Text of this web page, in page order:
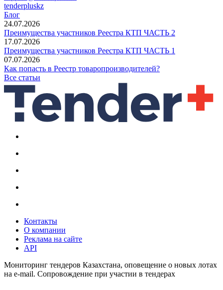
tenderpluskz
Блог
24.07.2026
Преимущества участников Реестра КТП ЧАСТЬ 2
17.07.2026
Преимущества участников Реестра КТП ЧАСТЬ 1
07.07.2026
Как попасть в Реестр товаропроизводителей?
Все статьи
Контакты
О компании
Реклама на сайте
API
Мониторинг тендеров Казахстана, оповещение о новых лотах
на e-mail. Сопровождение при участии в тендерах